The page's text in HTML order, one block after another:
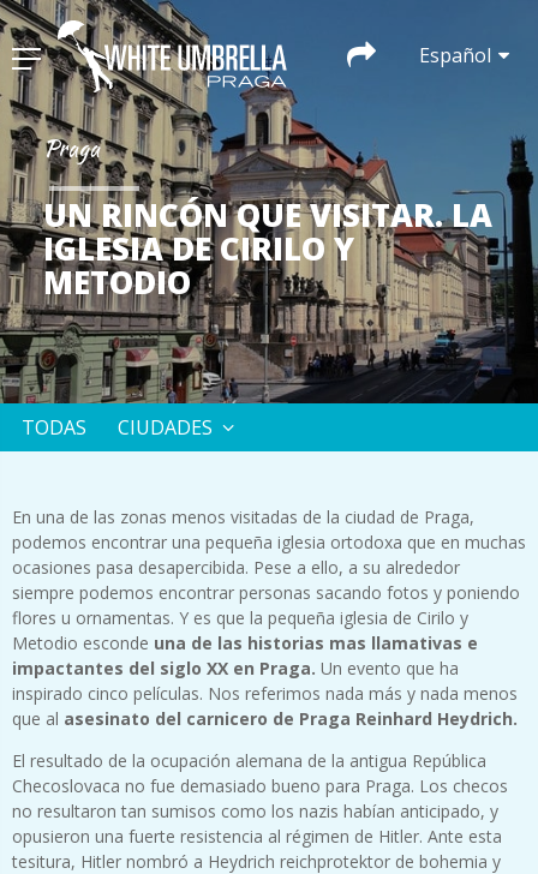
Español
Praga
UN RINCÓN QUE VISITAR. LA
IGLESIA DE CIRILO Y
METODIO
TODAS CIUDADES
En una de las zonas menos visitadas de la ciudad de Praga,
podemos encontrar una pequeña iglesia ortodoxa que en muchas
ocasiones pasa desapercibida. Pese a ello, a su alrededor
siempre podemos encontrar personas sacando fotos y poniendo
flores u ornamentas. Y es que la pequeña iglesia de Cirilo y
Metodio esconde una de las historias mas llamativas e
impactantes del siglo XX en Praga. Un evento que ha
inspirado cinco películas. Nos referimos nada más y nada menos
que al asesinato del carnicero de Praga Reinhard Heydrich.
El resultado de la ocupación alemana de la antigua República
Checoslovaca no fue demasiado bueno para Praga. Los checos
no resultaron tan sumisos como los nazis habían anticipado, y
opusieron una fuerte resistencia al régimen de Hitler. Ante esta
tesitura, Hitler nombró a Heydrich reichprotektor de bohemia y